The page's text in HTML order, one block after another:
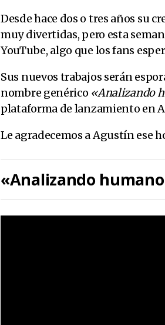
Desde hace dos o tres años su
muy divertidas, pero esta
YouTube, algo que los fans
Sus nuevos trabajos serán
nombre genérico «Analizando
plataforma de lanzamiento en
Le agradecemos a Agustín ese
«Analizando